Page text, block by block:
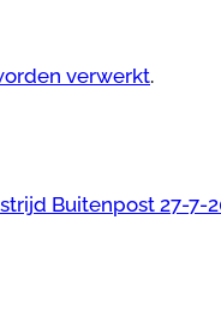
verwerkt.
Buitenpost 27-7-